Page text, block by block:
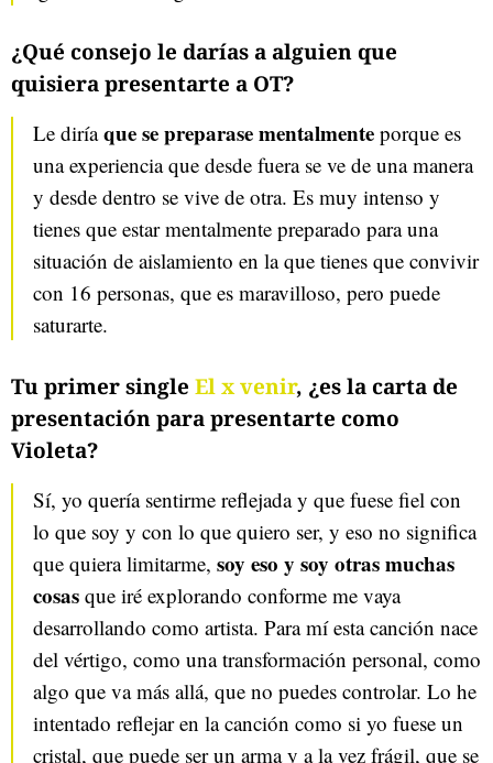
¿Qué consejo le darías a alguien que
quisiera presentarte a OT?
Le diríaque se preparase mentalmente porque es
una experiencia que desde fuera se ve de una manera
y desde dentro se vive de otra. Es muy intenso y
tienes que estar mentalmente preparado para una
situación de aislamiento en la que tienes que convivir
con 16 personas, que es maravilloso, pero puede
saturarte.
Tu primer single El x venir, ¿es la carta de
presentación para presentarte como
Violeta?
Sí, yo quería sentirme reflejada y que fuese fiel con
lo que soy y con lo que quiero ser, y eso no significa
que quiera limitarme, soy eso y soy otras muchas
cosas que iré explorando conforme me vaya
desarrollando como artista. Para mí esta canción nace
del vértigo, como una transformación personal, como
algo que va más allá, que no puedes controlar. Lo he
intentado reflejar en la canción como si yo fuese un
cristal, que puede ser un arma y a la vez frágil, que se